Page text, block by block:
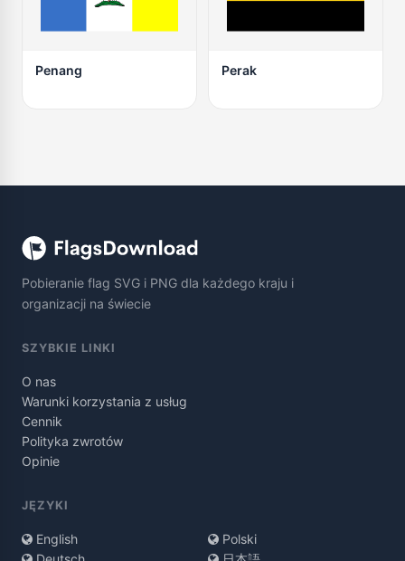
Penang Perak
Pobieranie flag SVG i PNG dla każdego kraju i
organizacji na świecie
SZYBKIE LINKI
O nas
Warunki korzystania z usług
Cennik
Polityka zwrotów
Opinie
JĘZYKI
English
Polski